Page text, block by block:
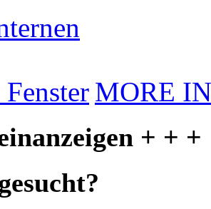
MORE
+ + +